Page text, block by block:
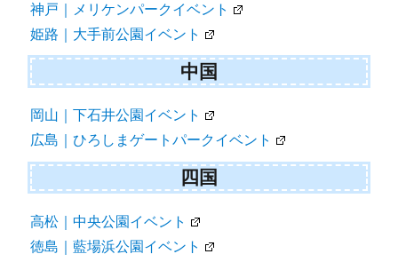
神戸｜メリケンパークイベント
姫路｜大手前公園イベント
中国
岡山｜下石井公園イベント
広島｜ひろしまゲートパークイベント
四国
高松｜中央公園イベント
徳島｜藍場浜公園イベント